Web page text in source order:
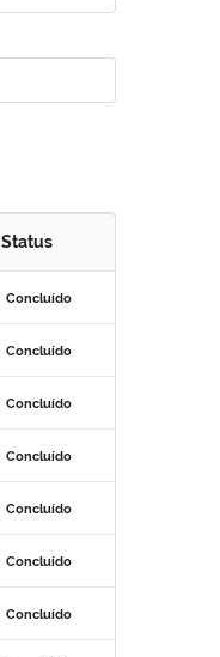
Status
Concluído
Concluído
Concluído
Concluído
Concluído
Concluído
Concluído